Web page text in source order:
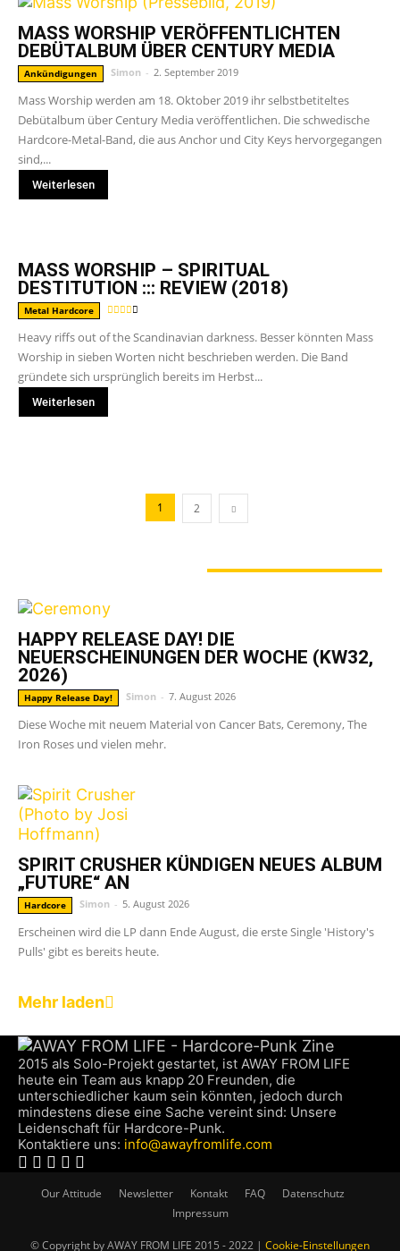
MASS WORSHIP VERÖFFENTLICHTEN
DEBÜTALBUM ÜBER CENTURY MEDIA
Ankündigungen Simon - 2. September 2019
Mass Worship werden am 18. Oktober 2019 ihr selbstbetiteltes
Debütalbum über Century Media veröffentlichen. Die schwedische
Hardcore-Metal-Band, die aus Anchor und City Keys hervorgegangen
sind,...
Weiterlesen
MASS WORSHIP – SPIRITUAL
DESTITUTION ::: REVIEW (2018)
Metal Hardcore
Heavy riffs out of the Scandinavian darkness. Besser könnten Mass
Worship in sieben Worten nicht beschrieben werden. Die Band
gründete sich ursprünglich bereits im Herbst...
Weiterlesen
1 2
HAPPY RELEASE DAY! DIE
NEUERSCHEINUNGEN DER WOCHE (KW32,
2026)
Happy Release Day! Simon - 7. August 2026
Diese Woche mit neuem Material von Cancer Bats, Ceremony, The
Iron Roses und vielen mehr.
SPIRIT CRUSHER KÜNDIGEN NEUES ALBUM
„FUTURE“ AN
Hardcore Simon - 5. August 2026
Erscheinen wird die LP dann Ende August, die erste Single 'History's
Pulls' gibt es bereits heute.
Mehr laden
2015 als Solo-Projekt gestartet, ist AWAY FROM LIFE
heute ein Team aus knapp 20 Freunden, die
unterschiedlicher kaum sein könnten, jedoch durch
mindestens diese eine Sache vereint sind: Unsere
Leidenschaft für Hardcore-Punk.
Kontaktiere uns: info@awayfromlife.com
Our Attitude Newsletter Kontakt FAQ
Datenschutz
Impressum
© Copyright by AWAY FROM LIFE 2015 - 2022 | Cookie-Einstellungen